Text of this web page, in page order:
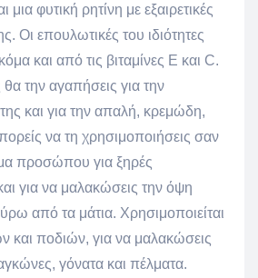
μια φυτική ρητίνη με εξαιρετικές
Οι επουλωτικές του ιδιότητες
και από τις βιταμίνες Ε και C.
την αγαπήσεις για την
και για την απαλή, κρεμώδη,
να τη χρησιμοποιήσεις σαν
προσώπου για ξηρές
για να μαλακώσεις την όψη
από τα μάτια. Χρησιμοποιείται
και ποδιών, για να μαλακώσεις
γόνατα και πέλματα.